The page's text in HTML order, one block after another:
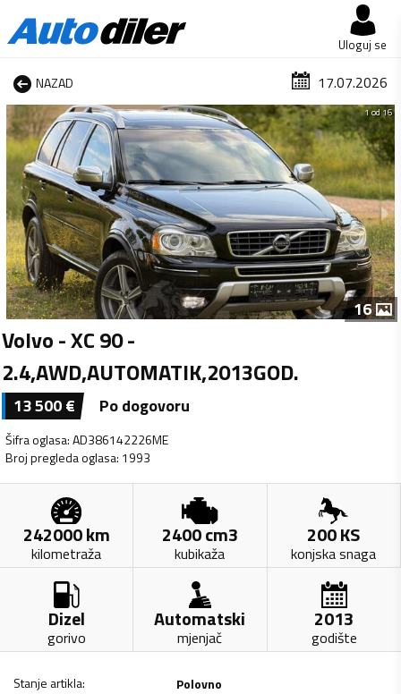
Uloguj se
NAZAD 17.07.2026
1 od 16
16
Volvo - XC 90 -
2.4,AWD,AUTOMATIK,2013GOD.
13 500€ Po dogovoru
Šifra oglasa:AD386142226ME
Broj pregleda oglasa: 1993
242000km
kilometraža
2400cm3
kubikaža
200KS
konjska snaga
Dizel
gorivo
Automatski
mjenjač
2013
godište
Stanje artikla:
Polovno